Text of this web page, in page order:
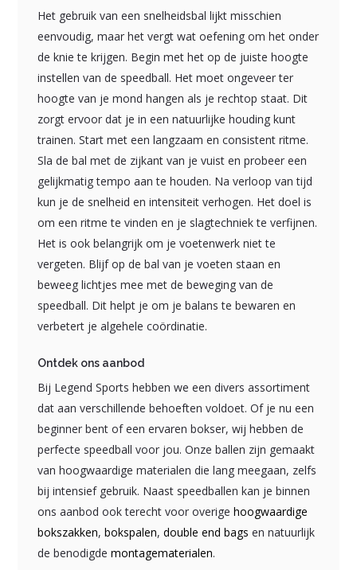
Het gebruik van een snelheidsbal lijkt misschien
eenvoudig, maar het vergt wat oefening om het onder
de knie te krijgen. Begin met het op de juiste hoogte
instellen van de speedball. Het moet ongeveer ter
hoogte van je mond hangen als je rechtop staat. Dit
zorgt ervoor dat je in een natuurlijke houding kunt
trainen. Start met een langzaam en consistent ritme.
Sla de bal met de zijkant van je vuist en probeer een
gelijkmatig tempo aan te houden. Na verloop van tijd
kun je de snelheid en intensiteit verhogen. Het doel is
om een ritme te vinden en je slagtechniek te verfijnen.
Het is ook belangrijk om je voetenwerk niet te
vergeten. Blijf op de bal van je voeten staan en
beweeg lichtjes mee met de beweging van de
speedball. Dit helpt je om je balans te bewaren en
verbetert je algehele coördinatie.
Ontdek ons aanbod
Bij Legend Sports hebben we een divers assortiment
dat aan verschillende behoeften voldoet. Of je nu een
beginner bent of een ervaren bokser, wij hebben de
perfecte speedball voor jou. Onze ballen zijn gemaakt
van hoogwaardige materialen die lang meegaan, zelfs
bij intensief gebruik. Naast speedballen kan je binnen
ons aanbod ook terecht voor overigehoogwaardige
bokszakken,bokspalen,double end bags en natuurlijk
de benodigdemontagematerialen.